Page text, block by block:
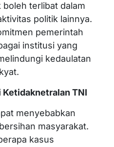
terlibat dalam
politik lainnya.
pemerintah
institusi yang
kedaulatan
Ketidaknetralan TNI
menyebabkan
masyarakat.
kasus